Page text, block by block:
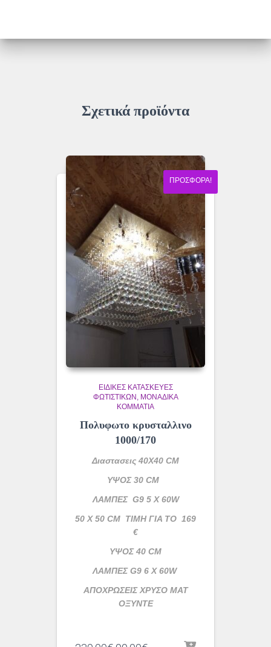
1305-
Σχετικά προϊόντα
ΠΡΟΣΦΟΡΆ!
ΕΙΔΙΚΈΣ ΚΑΤΑΣΚΕΥΈΣ
ΦΩΤΙΣΤΙΚΏΝ
ΜΟΝΆΔΙΚΑ
ΚΟΜΜΆΤΙΑ
Πολυφωτο κρυσταλλινο
1000/170
Διαστασεις 40Χ40 CM
ΥΨΟΣ 30 CM
ΛΑΜΠΕΣ G9 5 X 60W
50 X 50 CM ΤΙΜΗ ΓΙΑ ΤΟ 169
€
ΥΨΟΣ 40 CM
ΛΑΜΠΕΣ G9 6 X 60W
ΑΠΟΧΡΩΣΕΙΣ ΧΡΥΣΟ ΜΑΤ
ΟΞΥΝΤΕ